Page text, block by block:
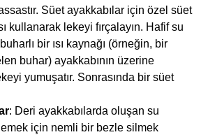
Süet ayakkabılar için özel süet
kullanarak lekeyi fırçalayın. Hafif su
bir ısı kaynağı (örneğin, bir
buhar) ayakkabının üzerine
yumuşatır. Sonrasında bir süet
: Deri ayakkabılarda oluşan su
için nemli bir bezle silmek